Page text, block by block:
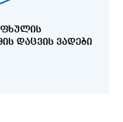
ᲓᲐᲪᲕᲘᲡ ᲕᲐᲓᲔᲑᲘ